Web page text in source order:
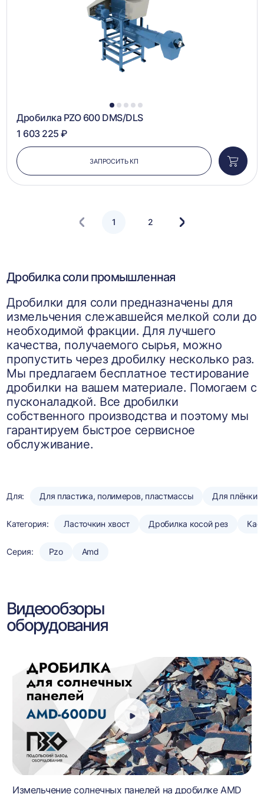
1 2 3 4 5
Дробилка PZO 600 DMS/DLS
1 603 225 ₽
ЗАПРОСИТЬ КП
в
1 2
Следующая
Дробилка соли промышленная
Дробилки для соли предназначены для
измельчения слежавшейся мелкой соли до
необходимой фракции. Для лучшего
качества, получаемого сырья, можно
пропустить через дробилку несколько раз.
Мы предлагаем бесплатное тестирование
дробилки на вашем материале. Помогаем с
пусконаладкой. Все дробилки
собственного производства и поэтому мы
гарантируем быстрое сервисное
обслуживание.
Для: Для пластика, полимеров, пластмассы Для плёнки
Категория: Ласточкин хвост Дробилка косой рез
Серия: Pzo Amd
Видеообзоры
оборудования
Измельчение солнечных панелей на дробилке AMD